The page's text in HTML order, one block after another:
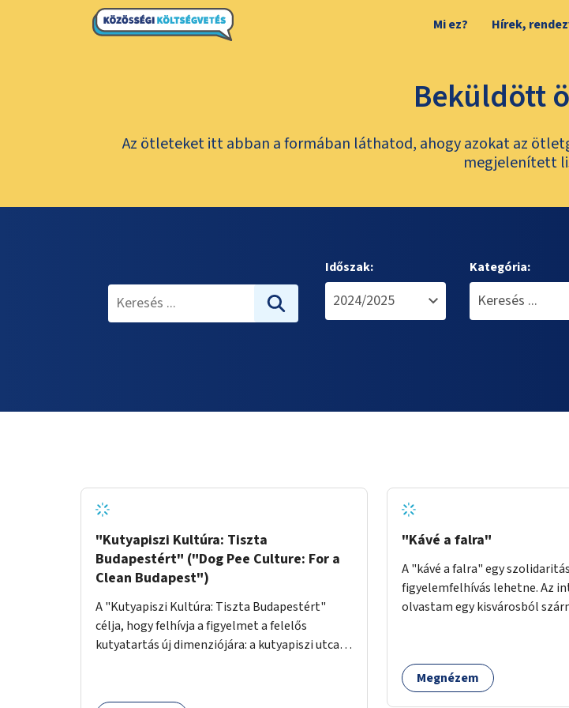
Mi ez? Hírek,
Beküldött
Az ötleteket itt abban a formában láthatod, ahogy azokat az
megjelenített
Időszak: Kategória:
"Kutyapiszi Kultúra: Tiszta
Budapestért" ("Dog Pee Culture: For a
Clean Budapest")
A "Kutyapiszi Kultúra: Tiszta Budapestért"
célja, hogy felhívja a figyelmet a felelős
kutyatartás új dimenziójára: a kutyapiszi utcai
hogy séta közben, amikor kedvencük a járdára
"Kávé a falra"
A "kávé a falra" egy
figyelemfelhívás lehetne. Az
olvastam egy kisvárosból
dolgozói a falra. Ha egy arra
falról ingyenesen megkaphatta
Megnézem